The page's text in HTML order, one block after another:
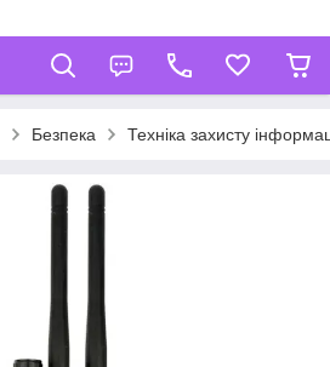
Безпека Техніка захисту